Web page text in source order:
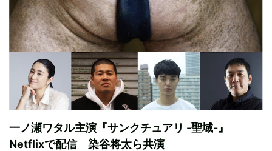
一ノ瀬ワタル主演『サンクチュアリ -聖域-』
Netflixで配信 染谷将太ら共演